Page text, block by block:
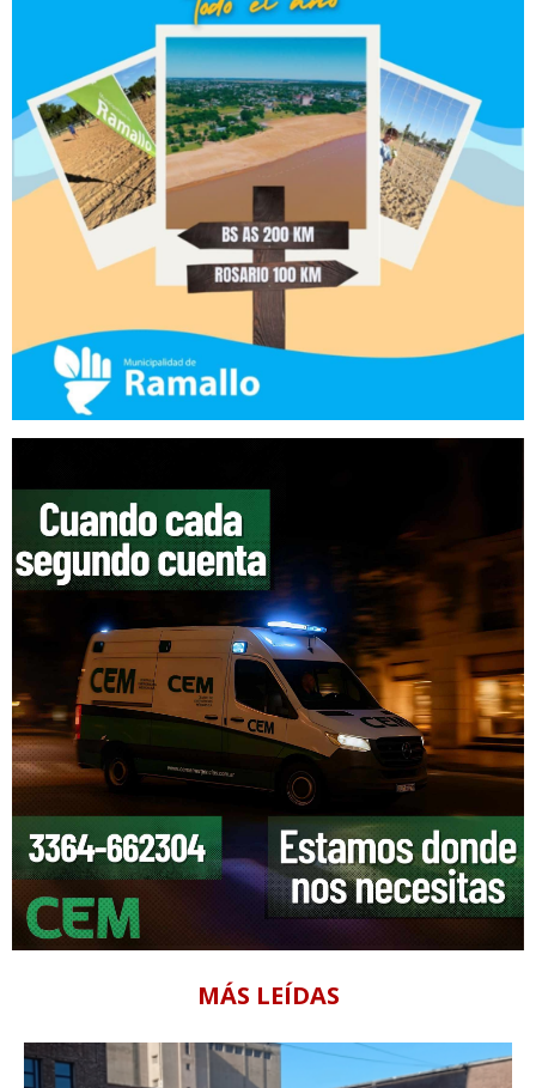
MÁS LEÍDAS